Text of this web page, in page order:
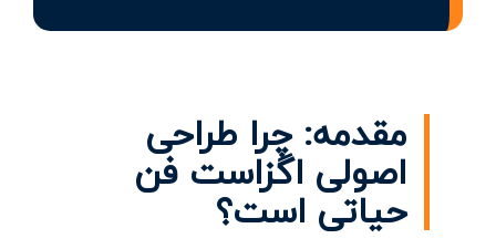
مقدمه: چرا طراحی
اصولی اگزاست فن
حیاتی است؟